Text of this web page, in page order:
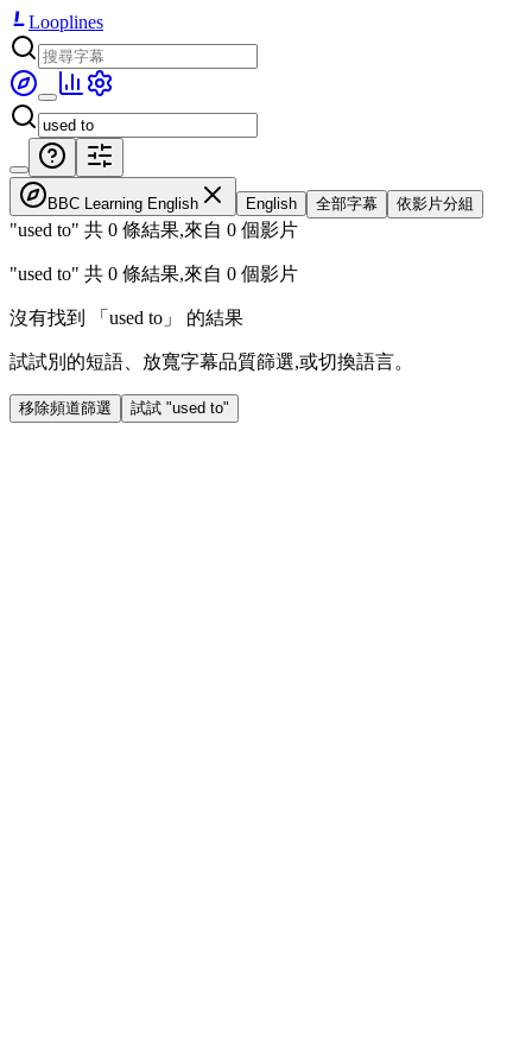
Looplines
BBC Learning English English 全部字幕 依影片分組
"used to" 共 0 條結果,來自 0 個影片
"used to" 共 0 條結果,來自 0 個影片
沒有找到 「used to」 的結果
試試別的短語、放寬字幕品質篩選,或切換語言。
移除頻道篩選 試試 "used to"